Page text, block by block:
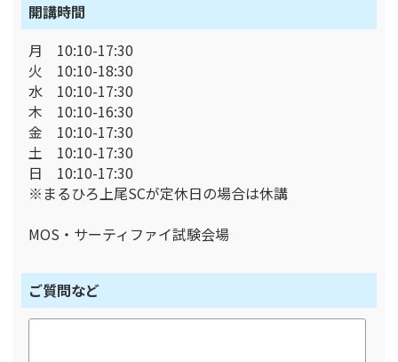
開講時間
月 10:10-17:30
火 10:10-18:30
水 10:10-17:30
木 10:10-16:30
金 10:10-17:30
土 10:10-17:30
日 10:10-17:30
※まるひろ上尾SCが定休日の場合は休講
MOS・サーティファイ試験会場
ご質問など